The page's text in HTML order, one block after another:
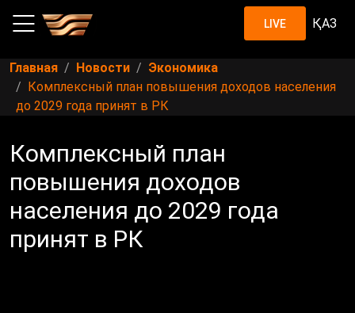
LIVE ҚАЗ
Главная Новости
Экономика
Комплексный план повышения доходов населения
до 2029 года принят в РК
Комплексный план
повышения доходов
населения до 2029 года
принят в РК